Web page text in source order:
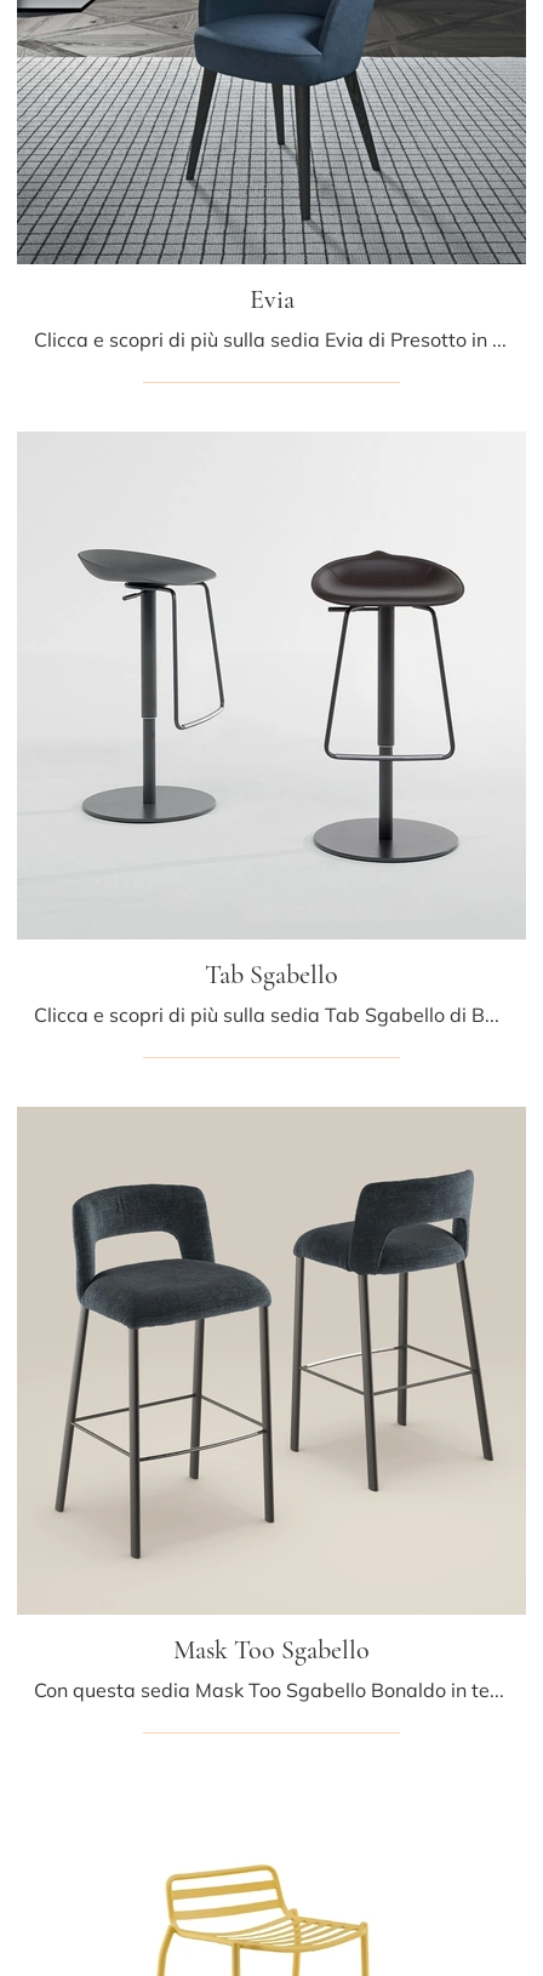
Evia
Clicca e scopri di più sulla sedia Evia di Presotto in pelle: le più belle Sedie fisse design ti attendono.
Tab Sgabello
Clicca e scopri di più sulla sedia Tab Sgabello di Bonaldo in cuoio: le più originali Sedie sgabelli design ti aspettano.
Mask Too Sgabello
Con questa sedia Mask Too Sgabello Bonaldo in tessuto, una tra le nostre sedute sgabelli moderne, potrai impreziosire i tuoi spazi.